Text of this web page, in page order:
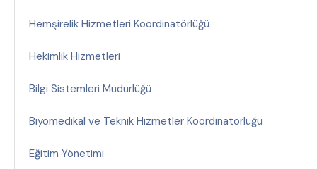
Hemşirelik Hizmetleri Koordinatörlüğü
Hekimlik Hizmetleri
Bilgi Sistemleri Müdürlüğü
Biyomedikal ve Teknik Hizmetler Koordinatörlüğü
Eğitim Yönetimi